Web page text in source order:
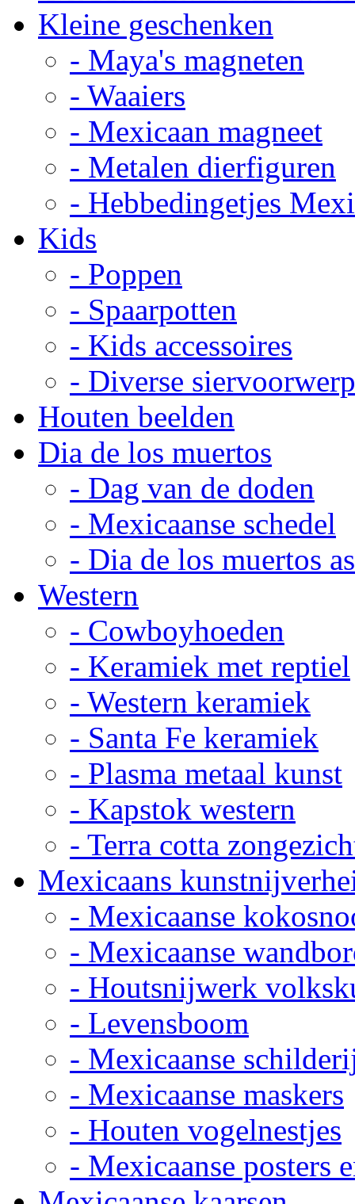
Kleine geschenken
- Maya's magneten
- Waaiers
- Mexicaan magneet
- Metalen dierfiguren
- Hebbedingetjes
Kids
- Poppen
- Spaarpotten
- Kids accessoires
- Diverse
Houten beelden
Dia de los muertos
- Dag van de doden
- Mexicaanse schedel
- Dia de los muertos
Western
- Cowboyhoeden
- Keramiek met reptiel
- Western keramiek
- Santa Fe keramiek
- Plasma metaal kunst
- Kapstok western
- Terra cotta
Mexicaans
- Mexicaanse
- Mexicaanse
- Houtsnijwerk
- Levensboom
- Mexicaanse
- Mexicaanse maskers
- Houten vogelnestjes
- Mexicaanse posters